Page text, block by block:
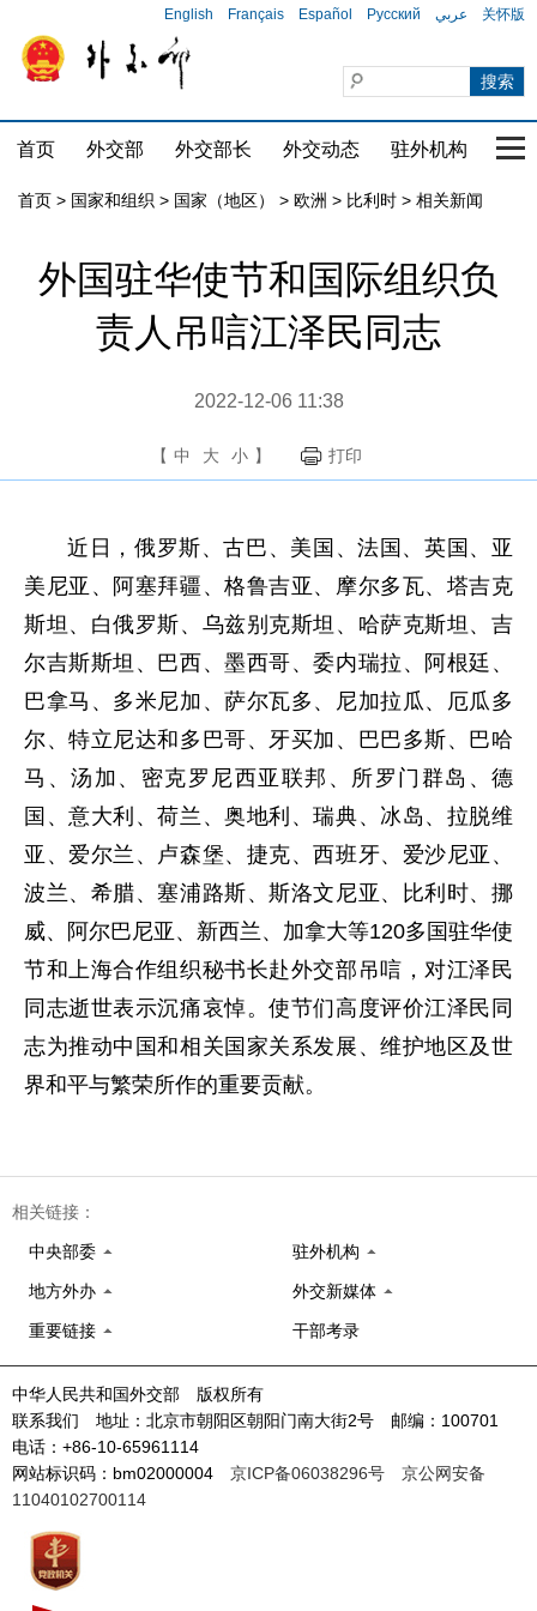
English Français Español Русский عربي 关怀版
首页 外交部 外交部长 外交动态 驻外机构 国
首页 > 国家和组织 > 国家（地区） > 欧洲 > 比利时 > 相关新闻
外国驻华使节和国际组织负
责人吊唁江泽民同志
2022-12-06 11:38
【 中 大 小 】 打印
近日，俄罗斯、古巴、美国、法国、英国、亚
美尼亚、阿塞拜疆、格鲁吉亚、摩尔多瓦、塔吉克
斯坦、白俄罗斯、乌兹别克斯坦、哈萨克斯坦、吉
尔吉斯斯坦、巴西、墨西哥、委内瑞拉、阿根廷、
巴拿马、多米尼加、萨尔瓦多、尼加拉瓜、厄瓜多
尔、特立尼达和多巴哥、牙买加、巴巴多斯、巴哈
马、汤加、密克罗尼西亚联邦、所罗门群岛、德
国、意大利、荷兰、奥地利、瑞典、冰岛、拉脱维
亚、爱尔兰、卢森堡、捷克、西班牙、爱沙尼亚、
波兰、希腊、塞浦路斯、斯洛文尼亚、比利时、挪
威、阿尔巴尼亚、新西兰、加拿大等120多国驻华使
节和上海合作组织秘书长赴外交部吊唁，对江泽民
同志逝世表示沉痛哀悼。使节们高度评价江泽民同
志为推动中国和相关国家关系发展、维护地区及世
界和平与繁荣所作的重要贡献。
相关链接：
中央部委 驻外机构
地方外办 外交新媒体
重要链接 干部考录
中华人民共和国外交部 版权所有
联系我们 地址：北京市朝阳区朝阳门南大街2号 邮编：100701
电话：+86-10-65961114
网站标识码：bm02000004 京ICP备06038296号
京公网安备
11040102700114